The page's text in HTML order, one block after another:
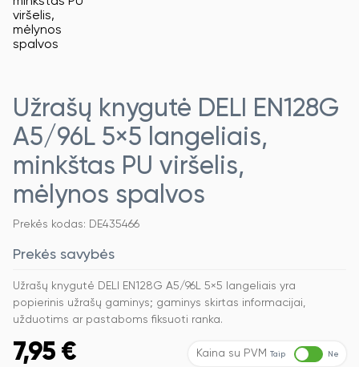
Užrašų knygutė DELI EN128G
A5/96L 5×5 langeliais,
minkštas PU viršelis,
mėlynos spalvos
Prekės kodas: DE435466
Prekės savybės
Užrašų knygutė DELI EN128G A5/96L 5×5 langeliais yra
popierinis užrašų gaminys; gaminys skirtas informacijai,
užduotims ar pastaboms fiksuoti ranka.
7,95 € Kaina su PVM Taip Ne